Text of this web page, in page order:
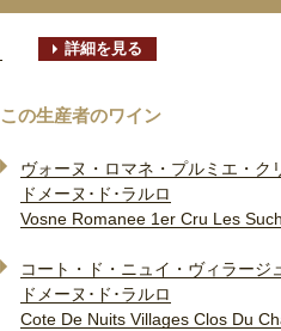
詳細を見る
この生産者のワイン
ヴォーヌ・ロマネ・プルミエ・ク
ドメーヌ･ド･ラルロ
Vosne Romanee 1er Cru Les
コート・ド・ニュイ・ヴィラージ
ドメーヌ･ド･ラルロ
Cote De Nuits Villages Clos Du